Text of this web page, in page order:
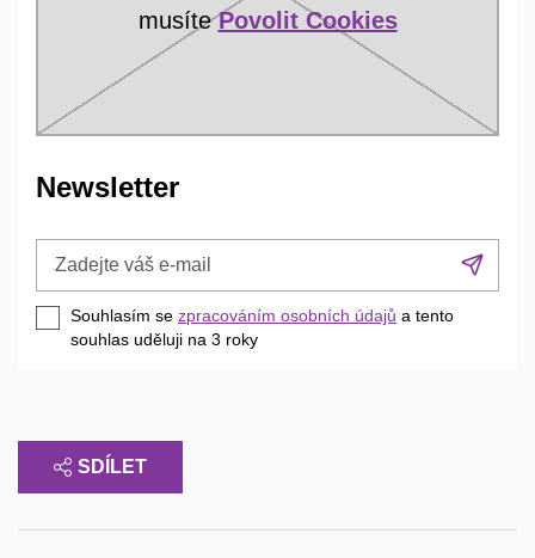
musítePovolit Cookies
Newsletter
e-
mail
Souhlasím se zpracováním osobních údajů a tento
souhlas uděluji na 3 roky
SDÍLET